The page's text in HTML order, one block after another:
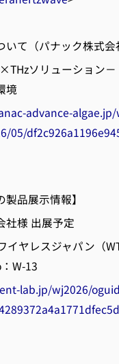
て（パナック株式会
×THzソリューション－
境
advance-
05/
製品展示情報】
様 出展予定
イヤレスジャパン（
W-13
lab.jp/wj2026/